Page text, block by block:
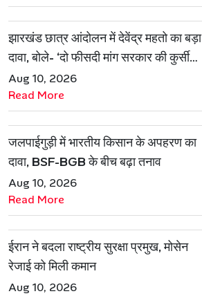
झारखंड छात्र आंदोलन में देवेंद्र महतो का बड़ा
दावा, बोले- ‘दो फीसदी मांग सरकार की कुर्सी
गिरा सकती है’
Aug 10, 2026
Read More
जलपाईगुड़ी में भारतीय किसान के अपहरण का
दावा, BSF-BGB के बीच बढ़ा तनाव
Aug 10, 2026
Read More
ईरान ने बदला राष्ट्रीय सुरक्षा प्रमुख, मोसेन
रेजाई को मिली कमान
Aug 10, 2026